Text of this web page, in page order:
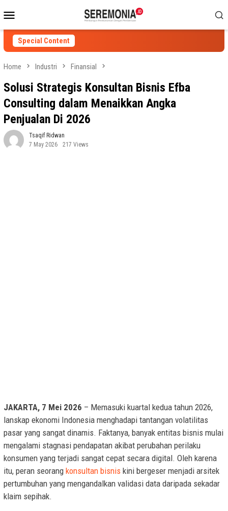
to
contentMenu
Special Content
Home Industri Finansial
Solusi Strategis Konsultan Bisnis Efba
Consulting dalam Menaikkan Angka
Penjualan Di 2026
Tsaqif Ridwan
7 May 2026
217 Views
JAKARTA, 7 Mei 2026 – Memasuki kuartal kedua tahun 2026,
lanskap ekonomi Indonesia menghadapi tantangan volatilitas
pasar yang sangat dinamis. Faktanya, banyak entitas bisnis mulai
mengalami stagnasi pendapatan akibat perubahan perilaku
konsumen yang terjadi sangat cepat secara digital. Oleh karena
itu, peran seorang konsultan bisnis kini bergeser menjadi arsitek
pertumbuhan yang mengandalkan validasi data daripada sekadar
klaim sepihak.